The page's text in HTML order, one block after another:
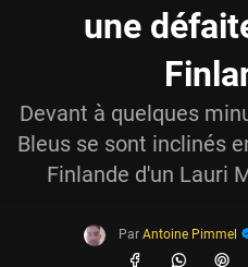
une
Devant à quelques
Bleus se sont inclinés
Finlande d'un Lauri
Par Antoine Pimmel